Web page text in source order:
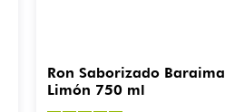
Ron Saborizado Baraima
Limón 750 ml